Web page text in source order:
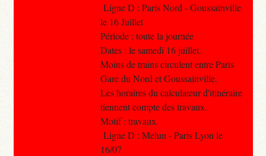
Ligne D : Paris Nord - Goussainville
le 16 Juillet
Période : toute la journée
Dates : le samedi 16 juillet.
Moins de trains circulent entre Paris
Gare du Nord et Goussainville.
Les horaires du calculateur d'itinéraire
tiennent compte des travaux.
Motif : travaux.
Ligne D : Melun - Paris Lyon le
16/07